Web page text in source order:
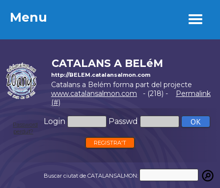
Menu
CATALANS A BELéM
http://BELEM.catalansalmon.com
Catalans a Belém forma part del projecte
www.catalansalmon.com - (218) -
Permalink
(#)
Login Passwd
Password
perdut?
REGISTRA'T
Buscar ciutat de CATALANSALMON:
Menu